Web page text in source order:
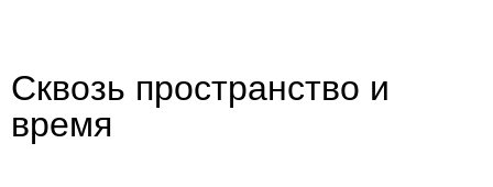
Сквозь пространство и
время